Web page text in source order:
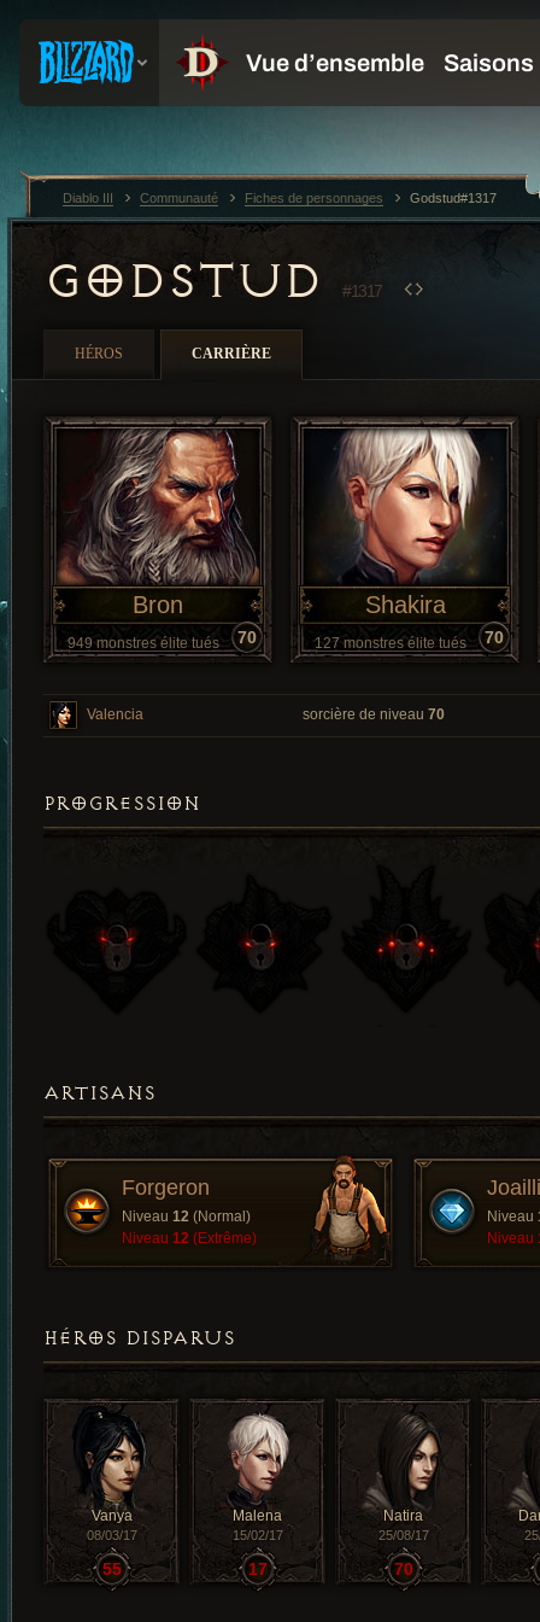
GODSTUD #1317
HÉROS CARRIÈRE
Bron
949 monstres élite tués 70
Shakira
127 monstres élite tués 70
Valencia sorcière de niveau 70
PROGRESSION
ARTISANS
Forgeron
Niveau 12 (Normal)
Niveau 12 (Extrême)
Niveau
Niveau
HÉROS DISPARUS
Vanya
08/03/17
55
Malena
15/02/17
17
Natira
25/08/17
70
Diablo III Communauté Fiches de personnages Godstud#1317